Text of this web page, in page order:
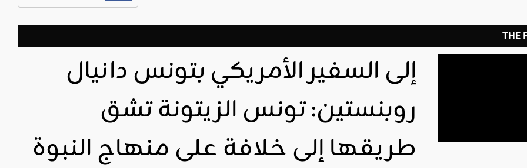
THE
إلى السفير الأمريكي بتونس دانيال
روبنستين: تونس الزيتونة تشق
طريقها إلى خلافة على منهاج النبوة